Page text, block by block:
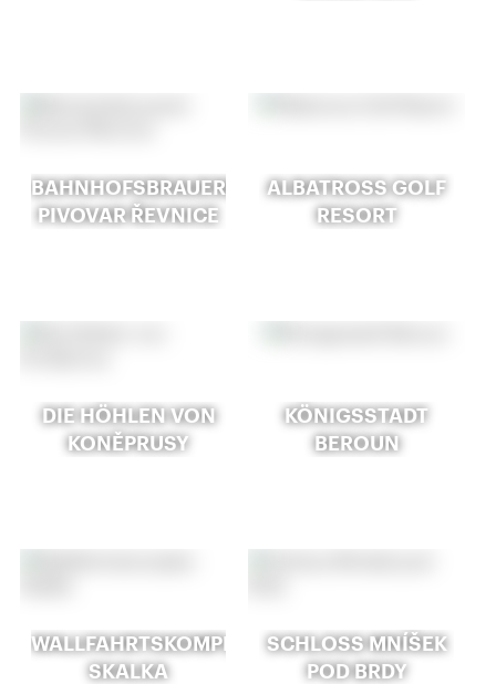
BAHNHOFSBRAUEREI
PIVOVAR ŘEVNICE
ALBATROSS GOLF
RESORT
DIE HÖHLEN VON
KONĚPRUSY
KÖNIGSSTADT
BEROUN
WALLFAHRTSKOMPLEX
SKALKA
SCHLOSS MNÍŠEK
POD BRDY